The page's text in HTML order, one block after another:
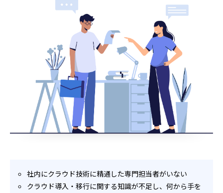
社内にクラウド技術に精通した専門担当者がいない
クラウド導入・移行に関する知識が不足し、何から手を